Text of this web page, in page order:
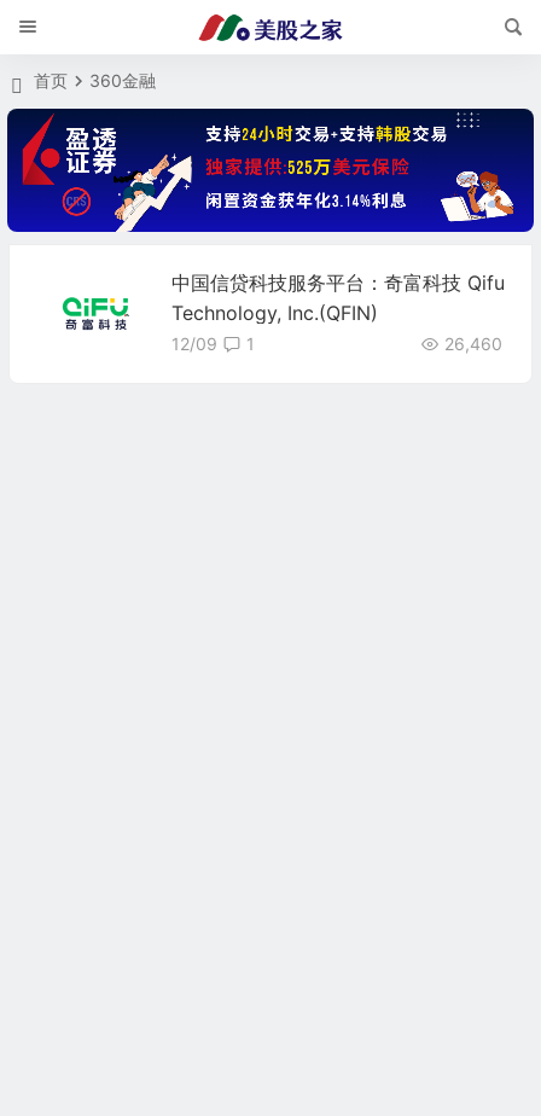
首页 360金融
中国信贷科技服务平台：奇富科技 Qifu
Technology, Inc.(QFIN)
12/09 26,460
1